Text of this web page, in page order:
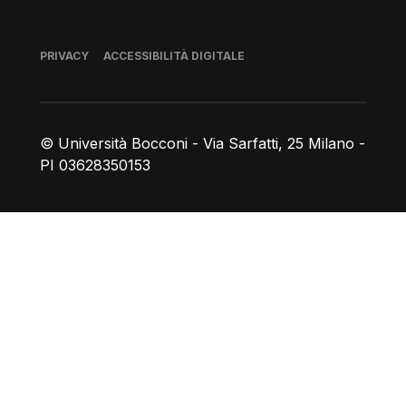
© Università Bocconi - Via Sarfatti, 25 Milano -
PI 03628350153
Piè di pagina
PRIVACY ACCESSIBILITÀ DIGITALE